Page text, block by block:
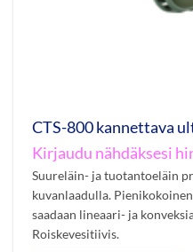
CTS-800 kannettava
Kirjaudu nähdäksesi
Suureläin- ja tuotantoeläin
kuvanlaadulla.
saadaan lineaari- ja
Roiskevesitiivis.